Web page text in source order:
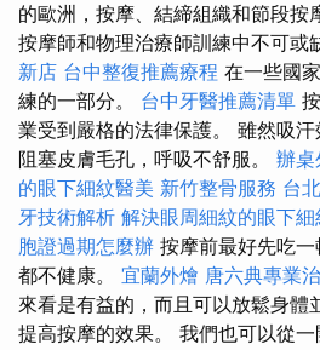
的歐洲，按摩、結締組織和節段按
按摩師和物理治療師訓練中不可或
新店 台中整復推薦療程 在一些國
練的一部分。 台中牙醫推薦清單
業受到嚴格的法律保護。 雖然吸
阻塞皮膚毛孔，呼吸不舒服。 辦桌
的眼下細紋醫美 新竹整骨服務 台
牙技術解析 解決眼周細紋的眼下細
胞證過期怎麼辦 按摩前最好先吃
都不健康。 宜蘭外燴 唐六典專業
來看是有益的，而且可以放鬆身體
提高按摩的效果。 我們也可以從